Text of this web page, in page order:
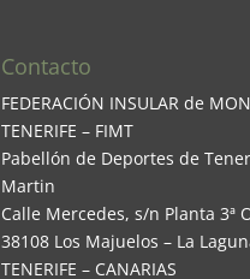
Contacto
FEDERACIÓN INSULAR de
TENERIFE – FIMT
Pabellón de Deportes de
Martin
Calle Mercedes, s/n Planta 3ª
38108 Los Majuelos – La
TENERIFE – CANARIAS